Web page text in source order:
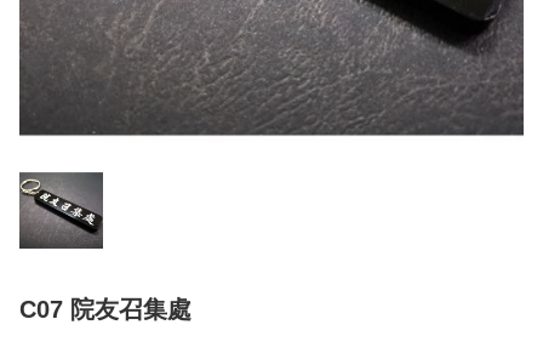
C07 院友召集處